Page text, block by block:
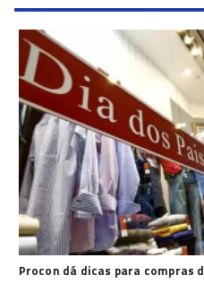
Procon dá dicas para compras